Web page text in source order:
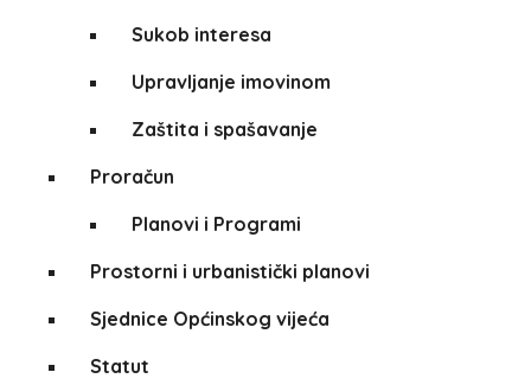
Sukob interesa
Upravljanje imovinom
Zaštita i spašavanje
Proračun
Planovi i Programi
Prostorni i urbanistički planovi
Sjednice Općinskog vijeća
Statut